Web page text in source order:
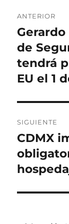
e
a
s
a
v
e
c
i
ó
n
ANTERIOR
E
n
t
r
d
n
t
e
de
tendrá
EU el 1
SIGUIENTE
E
n
t
a
CDMX